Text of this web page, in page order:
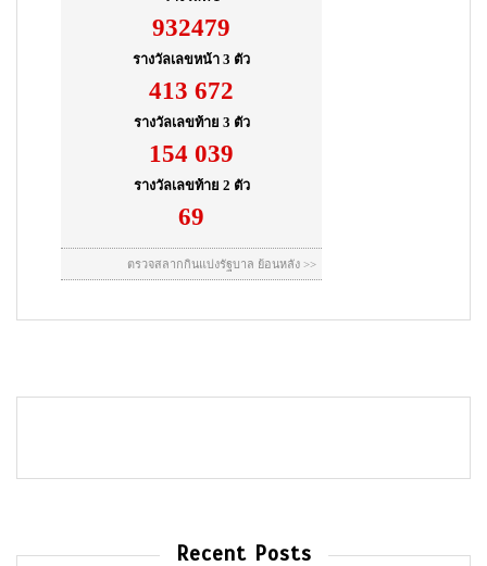
Recent Posts